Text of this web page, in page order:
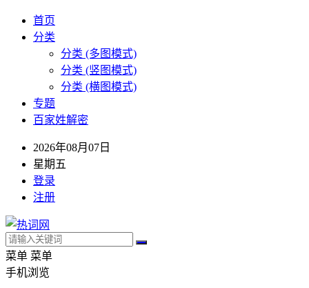
首页
分类
分类 (多图模式)
分类 (竖图模式)
分类 (横图模式)
专题
百家姓解密
2026年08月07日
星期五
登录
注册
菜单 菜单
手机浏览